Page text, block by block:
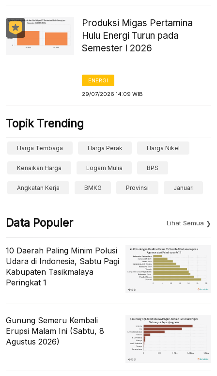
Produksi Migas Pertamina
Hulu Energi Turun pada
Semester I 2026
ENERGI
29/07/2026 14:09 WIB
Topik Trending
Harga Tembaga Harga Perak Harga Nikel
Kenaikan Harga Logam Mulia BPS
Angkatan Kerja BMKG Provinsi Januari
Data Populer Lihat Semua
10 Daerah Paling Minim Polusi
Udara di Indonesia, Sabtu Pagi
Kabupaten Tasikmalaya
Peringkat 1
Gunung Semeru Kembali
Erupsi Malam Ini (Sabtu, 8
Agustus 2026)